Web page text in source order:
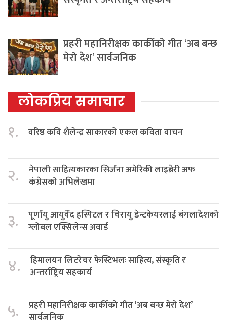
प्रहरी महानिरीक्षक कार्कीको गीत ‘अब बन्छ
मेरो देश’ सार्वजनिक
लोकप्रिय समाचार
१. वरिष्ठ कवि शैलेन्द्र साकारको एकल कविता वाचन
२.
नेपाली साहित्यकारका सिर्जना अमेरिकी लाइब्रेरी अफ
कंग्रेसको अभिलेखमा
३.
पूर्णायु आयुर्वेद हस्पिटल र चिरायु डेन्टकेयरलाई बंगलादेशको
ग्लोबल एक्सिलेन्स अवार्ड
४.
हिमालयन लिटरेचर फेस्टिभलः साहित्य, संस्कृति र
अन्तर्राष्ट्रिय सहकार्य
५.
प्रहरी महानिरीक्षक कार्कीको गीत ‘अब बन्छ मेरो देश’
सार्वजनिक